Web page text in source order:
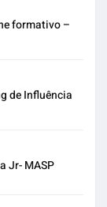
formativo –
de Influência
Jr- MASP